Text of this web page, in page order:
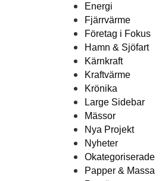
Energi
Fjärrvärme
Företag i Fokus
Hamn & Sjöfart
Kärnkraft
Kraftvärme
Krönika
Large Sidebar
Mässor
Nya Projekt
Nyheter
Okategoriserade
Papper & Massa